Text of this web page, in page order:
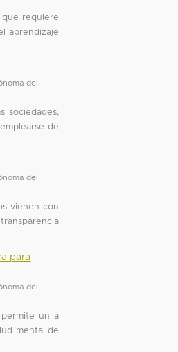
requiere
aprendizaje
del
sociedades,
de
del
vienen con
para
del
permite un a
mental de